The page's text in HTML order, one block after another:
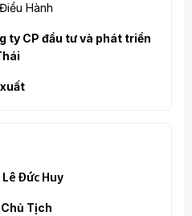
Hành
ty CP đầu tư và phát triển
Đức Huy
Tịch